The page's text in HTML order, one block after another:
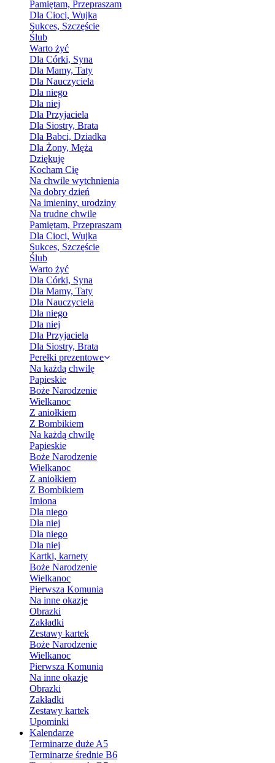
Pamiętam, Przepraszam
Dla Cioci, Wujka
Sukces, Szczęście
Ślub
Warto żyć
Dla Córki, Syna
Dla Mamy, Taty
Dla Nauczyciela
Dla niego
Dla niej
Dla Przyjaciela
Dla Siostry, Brata
Dla Babci, Dziadka
Dla Żony, Męża
Dziękuję
Kocham Cię
Na chwile wytchnienia
Na dobry dzień
Na imieniny, urodziny
Na trudne chwile
Pamiętam, Przepraszam
Dla Cioci, Wujka
Sukces, Szczęście
Ślub
Warto żyć
Dla Córki, Syna
Dla Mamy, Taty
Dla Nauczyciela
Dla niego
Dla niej
Dla Przyjaciela
Dla Siostry, Brata
Perełki prezentowe
Na każdą chwilę
Papieskie
Boże Narodzenie
Wielkanoc
Z aniołkiem
Z Bombikiem
Na każdą chwilę
Papieskie
Boże Narodzenie
Wielkanoc
Z aniołkiem
Z Bombikiem
Imiona
Dla niego
Dla niej
Dla niego
Dla niej
Kartki, karnety
Boże Narodzenie
Wielkanoc
Pierwsza Komunia
Na inne okazje
Obrazki
Zakładki
Zestawy kartek
Boże Narodzenie
Wielkanoc
Pierwsza Komunia
Na inne okazje
Obrazki
Zakładki
Zestawy kartek
Upominki
Kalendarze
Terminarze duże A5
Terminarze średnie B6